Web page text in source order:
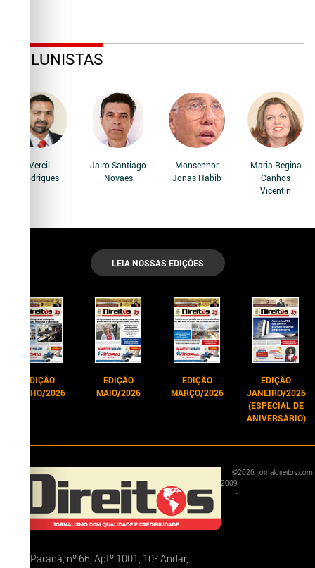
COLUNISTAS
Vercil
Rodrigues
Jairo Santiago
Novaes
Monsenhor
Jonas Habib
Maria Regina
Canhos
Vicentin
LEIA NOSSAS EDIÇÕES
EDIÇÃO
JUNHO/2026
EDIÇÃO
MAIO/2026
EDIÇÃO
MARÇO/2026
EDIÇÃO
JANEIRO/2026
(ESPECIAL DE
ANIVERSÁRIO)
Rua Paraná, nº 66, Aptº 1001, 10º Andar,
©
2009
-
2026 jornaldireitos.com